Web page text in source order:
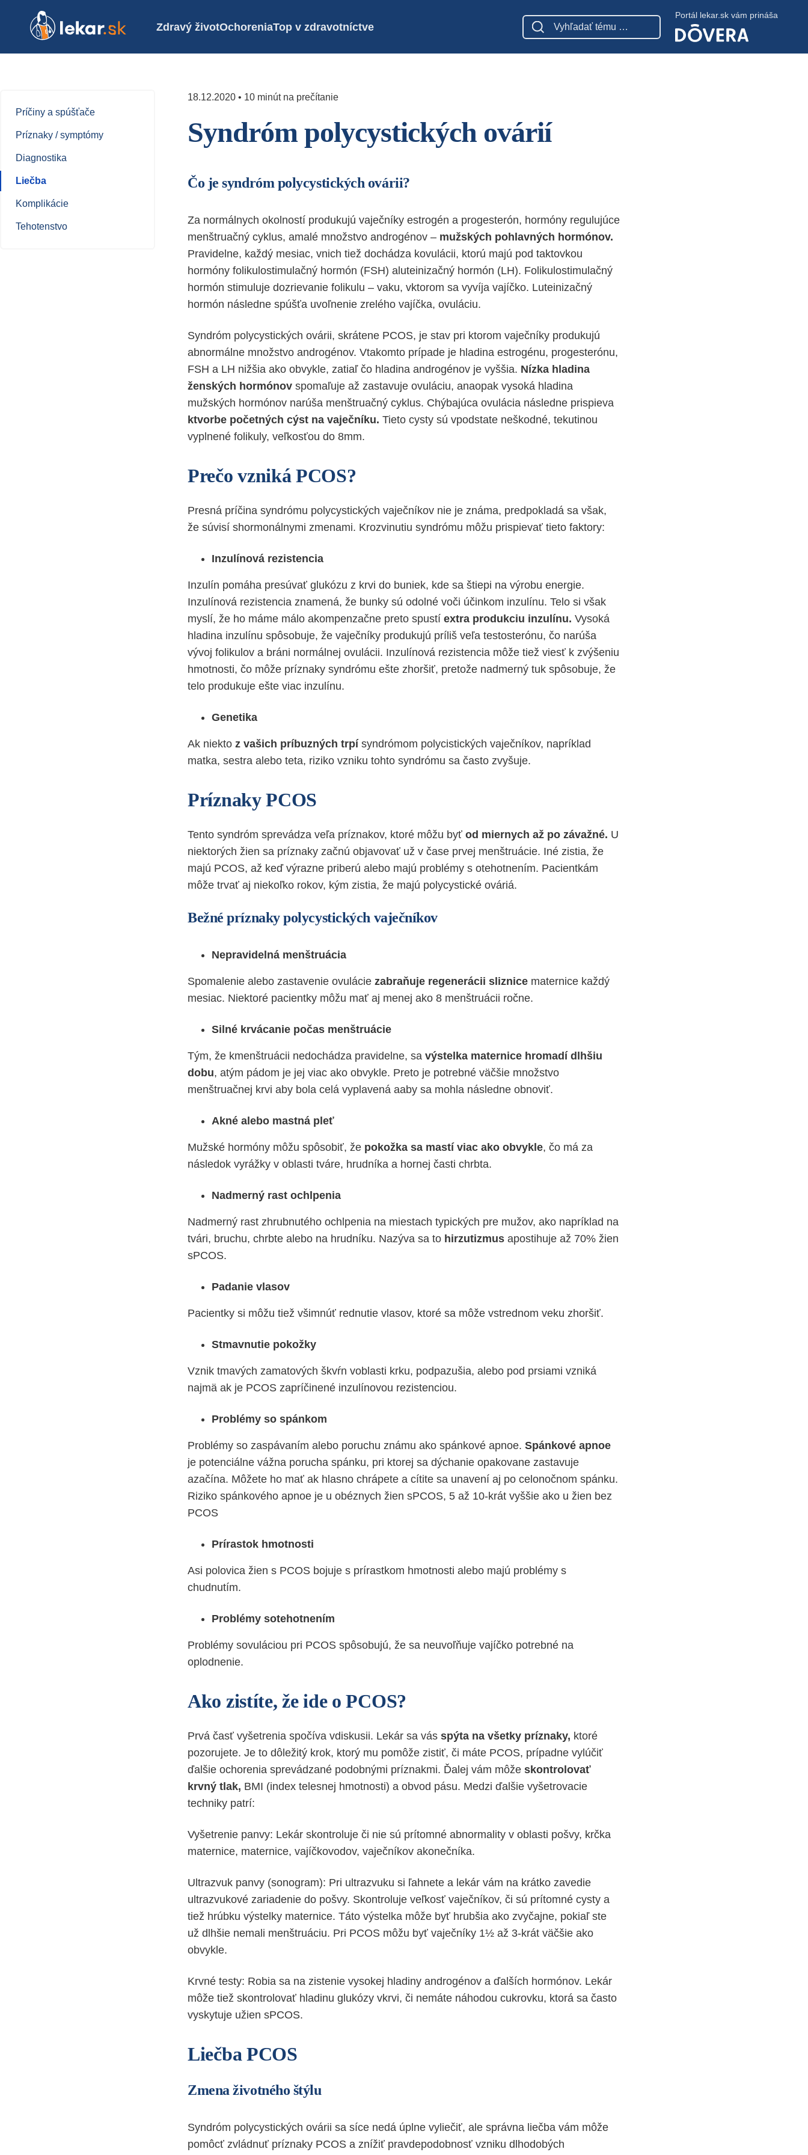
Zdravý životOchoreniaTop v zdravotníctve
Portál lekar.sk vám prináša
Príčiny a spúšťače
Príznaky / symptómy
Diagnostika
Liečba
Komplikácie
Tehotenstvo
18.12.2020 • 10 minút na prečítanie
Syndróm polycystických ovárií
Čo je syndróm polycystických ovárii?
Za normálnych okolností produkujú vaječníky estrogén a progesterón, hormóny regulujúce
menštruačný cyklus, amalé množstvo androgénov – mužských pohlavných hormónov.
Pravidelne, každý mesiac, vnich tiež dochádza kovulácii, ktorú majú pod taktovkou
hormóny folikulostimulačný hormón (FSH) aluteinizačný hormón (LH). Folikulostimulačný
hormón stimuluje dozrievanie folikulu – vaku, vktorom sa vyvíja vajíčko. Luteinizačný
hormón následne spúšťa uvoľnenie zrelého vajíčka, ovuláciu.
Syndróm polycystických ovárii, skrátene PCOS, je stav pri ktorom vaječníky produkujú
abnormálne množstvo androgénov. Vtakomto prípade je hladina estrogénu, progesterónu,
FSH a LH nižšia ako obvykle, zatiaľ čo hladina androgénov je vyššia. Nízka hladina
ženských hormónov spomaľuje až zastavuje ovuláciu, anaopak vysoká hladina
mužských hormónov narúša menštruačný cyklus. Chýbajúca ovulácia následne prispieva
ktvorbe početných cýst na vaječníku. Tieto cysty sú vpodstate neškodné, tekutinou
vyplnené folikuly, veľkosťou do 8mm.
Prečo vzniká PCOS?
Presná príčina syndrómu polycystických vaječníkov nie je známa, predpokladá sa však,
že súvisí shormonálnymi zmenami. Krozvinutiu syndrómu môžu prispievať tieto faktory:
Inzulínová rezistencia
Inzulín pomáha presúvať glukózu z krvi do buniek, kde sa štiepi na výrobu energie.
Inzulínová rezistencia znamená, že bunky sú odolné voči účinkom inzulínu. Telo si však
myslí, že ho máme málo akompenzačne preto spustí extra produkciu inzulínu. Vysoká
hladina inzulínu spôsobuje, že vaječníky produkujú príliš veľa testosterónu, čo narúša
vývoj folikulov a bráni normálnej ovulácii. Inzulínová rezistencia môže tiež viesť k zvýšeniu
hmotnosti, čo môže príznaky syndrómu ešte zhoršiť, pretože nadmerný tuk spôsobuje, že
telo produkuje ešte viac inzulínu.
Genetika
Ak niekto z vašich príbuzných trpí syndrómom polycistických vaječníkov, napríklad
matka, sestra alebo teta, riziko vzniku tohto syndrómu sa často zvyšuje.
Príznaky PCOS
Tento syndróm sprevádza veľa príznakov, ktoré môžu byť od miernych až po závažné. U
niektorých žien sa príznaky začnú objavovať už v čase prvej menštruácie. Iné zistia, že
majú PCOS, až keď výrazne priberú alebo majú problémy s otehotnením. Pacientkám
môže trvať aj niekoľko rokov, kým zistia, že majú polycystické ováriá.
Bežné príznaky polycystických vaječníkov
Nepravidelná menštruácia
Spomalenie alebo zastavenie ovulácie zabraňuje regenerácii sliznice maternice každý
mesiac. Niektoré pacientky môžu mať aj menej ako 8 menštruácii ročne.
Silné krvácanie počas menštruácie
Tým, že kmenštruácii nedochádza pravidelne, sa výstelka maternice hromadí dlhšiu
dobu, atým pádom je jej viac ako obvykle. Preto je potrebné väčšie množstvo
menštruačnej krvi aby bola celá vyplavená aaby sa mohla následne obnoviť.
Akné alebo mastná pleť
Mužské hormóny môžu spôsobiť, že pokožka sa mastí viac ako obvykle, čo má za
následok vyrážky v oblasti tváre, hrudníka a hornej časti chrbta.
Nadmerný rast ochlpenia
Nadmerný rast zhrubnutého ochlpenia na miestach typických pre mužov, ako napríklad na
tvári, bruchu, chrbte alebo na hrudníku. Nazýva sa to hirzutizmus apostihuje až 70% žien
sPCOS.
Padanie vlasov
Pacientky si môžu tiež všimnúť rednutie vlasov, ktoré sa môže vstrednom veku zhoršiť.
Stmavnutie pokožky
Vznik tmavých zamatových škvŕn voblasti krku, podpazušia, alebo pod prsiami vzniká
najmä ak je PCOS zapríčinené inzulínovou rezistenciou.
Problémy so spánkom
Problémy so zaspávaním alebo poruchu známu ako spánkové apnoe. Spánkové apnoe
je potenciálne vážna porucha spánku, pri ktorej sa dýchanie opakovane zastavuje
azačína. Môžete ho mať ak hlasno chrápete a cítite sa unavení aj po celonočnom spánku.
Riziko spánkového apnoe je u obéznych žien sPCOS, 5 až 10-krát vyššie ako u žien bez
PCOS
Prírastok hmotnosti
Asi polovica žien s PCOS bojuje s prírastkom hmotnosti alebo majú problémy s
chudnutím.
Problémy sotehotnením
Problémy sovuláciou pri PCOS spôsobujú, že sa neuvoľňuje vajíčko potrebné na
oplodnenie.
Ako zistíte, že ide o PCOS?
Prvá časť vyšetrenia spočíva vdiskusii. Lekár sa vás spýta na všetky príznaky, ktoré
pozorujete. Je to dôležitý krok, ktorý mu pomôže zistiť, či máte PCOS, prípadne vylúčiť
ďalšie ochorenia sprevádzané podobnými príznakmi. Ďalej vám môže skontrolovať
krvný tlak, BMI (index telesnej hmotnosti) a obvod pásu. Medzi ďalšie vyšetrovacie
techniky patrí:
Vyšetrenie panvy: Lekár skontroluje či nie sú prítomné abnormality v oblasti pošvy, krčka
maternice, maternice, vajíčkovodov, vaječníkov akonečníka.
Ultrazvuk panvy (sonogram): Pri ultrazvuku si ľahnete a lekár vám na krátko zavedie
ultrazvukové zariadenie do pošvy. Skontroluje veľkosť vaječníkov, či sú prítomné cysty a
tiež hrúbku výstelky maternice. Táto výstelka môže byť hrubšia ako zvyčajne, pokiaľ ste
už dlhšie nemali menštruáciu. Pri PCOS môžu byť vaječníky 1½ až 3-krát väčšie ako
obvykle.
Krvné testy: Robia sa na zistenie vysokej hladiny androgénov a ďalších hormónov. Lekár
môže tiež skontrolovať hladinu glukózy vkrvi, či nemáte náhodou cukrovku, ktorá sa často
vyskytuje užien sPCOS.
Liečba PCOS
Zmena životného štýlu
Syndróm polycystických ovárii sa síce nedá úplne vyliečiť, ale správna liečba vám môže
pomôcť zvládnuť príznaky PCOS a znížiť pravdepodobnosť vzniku dlhodobých